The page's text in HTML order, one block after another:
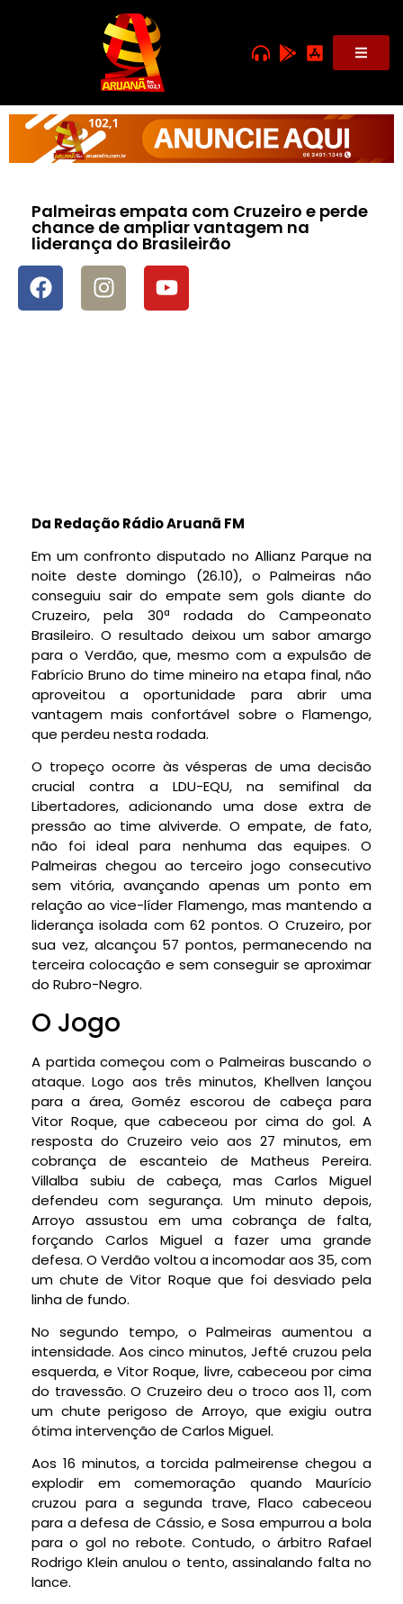
Palmeiras empata com Cruzeiro e perde
chance de ampliar vantagem na
liderança do Brasileirão
Da Redação Rádio Aruanã FM
Em um confronto disputado no Allianz Parque na
noite deste domingo (26.10), o Palmeiras não
conseguiu sair do empate sem gols diante do
Cruzeiro, pela 30ª rodada do Campeonato
Brasileiro. O resultado deixou um sabor amargo
para o Verdão, que, mesmo com a expulsão de
Fabrício Bruno do time mineiro na etapa final, não
aproveitou a oportunidade para abrir uma
vantagem mais confortável sobre o Flamengo,
que perdeu nesta rodada.
O tropeço ocorre às vésperas de uma decisão
crucial contra a LDU-EQU, na semifinal da
Libertadores, adicionando uma dose extra de
pressão ao time alviverde. O empate, de fato,
não foi ideal para nenhuma das equipes. O
Palmeiras chegou ao terceiro jogo consecutivo
sem vitória, avançando apenas um ponto em
relação ao vice-líder Flamengo, mas mantendo a
liderança isolada com 62 pontos. O Cruzeiro, por
sua vez, alcançou 57 pontos, permanecendo na
terceira colocação e sem conseguir se aproximar
do Rubro-Negro.
O Jogo
A partida começou com o Palmeiras buscando o
ataque. Logo aos três minutos, Khellven lançou
para a área, Goméz escorou de cabeça para
Vitor Roque, que cabeceou por cima do gol. A
resposta do Cruzeiro veio aos 27 minutos, em
cobrança de escanteio de Matheus Pereira.
Villalba subiu de cabeça, mas Carlos Miguel
defendeu com segurança. Um minuto depois,
Arroyo assustou em uma cobrança de falta,
forçando Carlos Miguel a fazer uma grande
defesa. O Verdão voltou a incomodar aos 35, com
um chute de Vitor Roque que foi desviado pela
linha de fundo.
No segundo tempo, o Palmeiras aumentou a
intensidade. Aos cinco minutos, Jefté cruzou pela
esquerda, e Vitor Roque, livre, cabeceou por cima
do travessão. O Cruzeiro deu o troco aos 11, com
um chute perigoso de Arroyo, que exigiu outra
ótima intervenção de Carlos Miguel.
Aos 16 minutos, a torcida palmeirense chegou a
explodir em comemoração quando Maurício
cruzou para a segunda trave, Flaco cabeceou
para a defesa de Cássio, e Sosa empurrou a bola
para o gol no rebote. Contudo, o árbitro Rafael
Rodrigo Klein anulou o tento, assinalando falta no
lance.